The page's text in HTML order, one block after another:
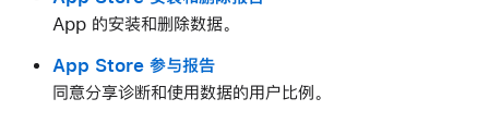
App 的安装和删除数据。
App Store 参与报告
同意分享诊断和使用数据的用户比例。